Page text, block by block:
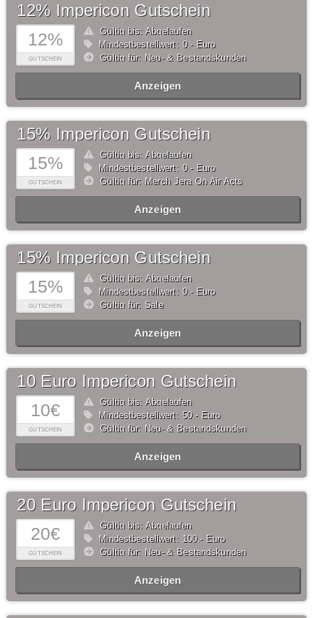
12%
GUTSCHEIN
12% Impericon Gutschein
Gültig bis: Abgelaufen
Mindestbestellwert: 0,- Euro
Gültig für: Neu- & Bestandskunden
Anzeigen
15%
GUTSCHEIN
15% Impericon Gutschein
Gültig bis: Abgelaufen
Mindestbestellwert: 0,- Euro
Gültig für: Merch Jera On Air Acts
Anzeigen
15%
GUTSCHEIN
15% Impericon Gutschein
Gültig bis: Abgelaufen
Mindestbestellwert: 0,- Euro
Gültig für: Sale
Anzeigen
10€
GUTSCHEIN
10 Euro Impericon Gutschein
Gültig bis: Abgelaufen
Mindestbestellwert: 50,- Euro
Gültig für: Neu- & Bestandskunden
Anzeigen
20€
GUTSCHEIN
20 Euro Impericon Gutschein
Gültig bis: Abgelaufen
Mindestbestellwert: 100,- Euro
Gültig für: Neu- & Bestandskunden
Anzeigen